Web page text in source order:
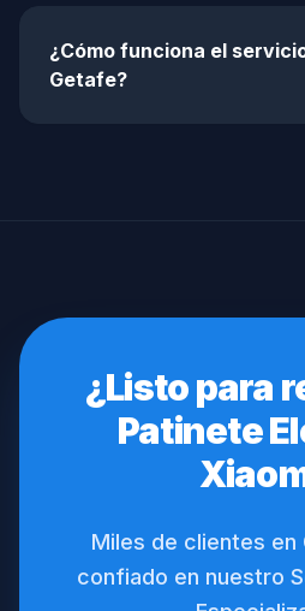
¿Cómo funciona el
Getafe?
¿Listo para
Patinete
Miles de clientes en
confiado en nuestro